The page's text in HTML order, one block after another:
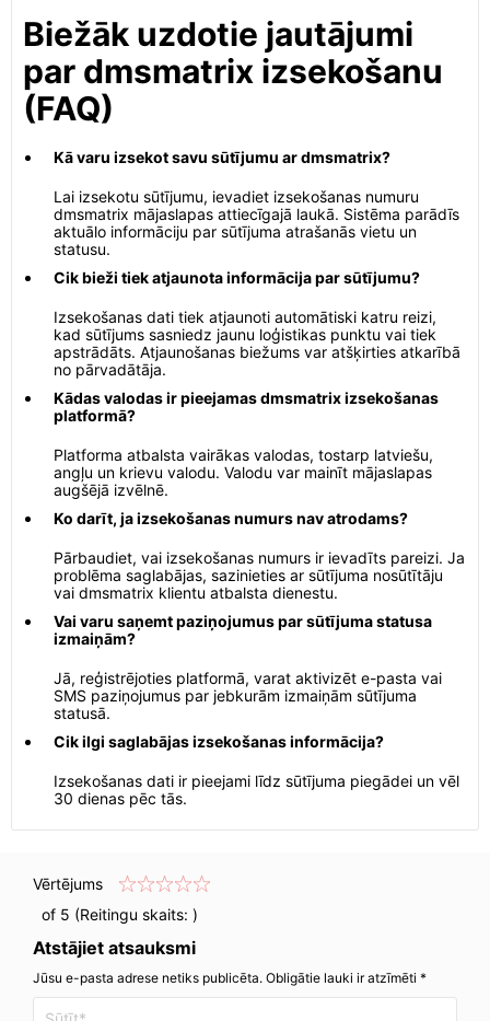
Biežāk uzdotie jautājumi
par dmsmatrix izsekošanu
(FAQ)
Kā varu izsekot savu sūtījumu ar dmsmatrix?
Lai izsekotu sūtījumu, ievadiet izsekošanas numuru
dmsmatrix mājaslapas attiecīgajā laukā. Sistēma parādīs
aktuālo informāciju par sūtījuma atrašanās vietu un
statusu.
Cik bieži tiek atjaunota informācija par sūtījumu?
Izsekošanas dati tiek atjaunoti automātiski katru reizi,
kad sūtījums sasniedz jaunu loģistikas punktu vai tiek
apstrādāts. Atjaunošanas biežums var atšķirties atkarībā
no pārvadātāja.
Kādas valodas ir pieejamas dmsmatrix izsekošanas
platformā?
Platforma atbalsta vairākas valodas, tostarp latviešu,
angļu un krievu valodu. Valodu var mainīt mājaslapas
augšējā izvēlnē.
Ko darīt, ja izsekošanas numurs nav atrodams?
Pārbaudiet, vai izsekošanas numurs ir ievadīts pareizi. Ja
problēma saglabājas, sazinieties ar sūtījuma nosūtītāju
vai dmsmatrix klientu atbalsta dienestu.
Vai varu saņemt paziņojumus par sūtījuma statusa
izmaiņām?
Jā, reģistrējoties platformā, varat aktivizēt e-pasta vai
SMS paziņojumus par jebkurām izmaiņām sūtījuma
statusā.
Cik ilgi saglabājas izsekošanas informācija?
Izsekošanas dati ir pieejami līdz sūtījuma piegādei un vēl
30 dienas pēc tās.
Vērtējums
of 5 (Reitingu skaits: )
Atstājiet atsauksmi
Jūsu e-pasta adrese netiks publicēta. Obligātie lauki ir atzīmēti *